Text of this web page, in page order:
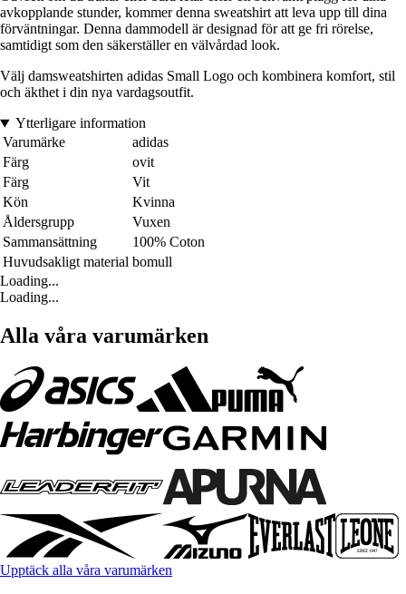
avkopplande stunder, kommer denna sweatshirt att leva upp till dina
förväntningar. Denna dammodell är designad för att ge fri rörelse,
samtidigt som den säkerställer en välvårdad look.
Välj damsweatshirten adidas Small Logo och kombinera komfort, stil
och äkthet i din nya vardagsoutfit.
Ytterligare information
Varumärke
adidas
Färg
ovit
Färg
Vit
Kön
Kvinna
Åldersgrupp
Vuxen
Sammansättning
100% Coton
Huvudsakligt material bomull
Loading...
Loading...
Alla våra varumärken
Upptäck alla våra varumärken